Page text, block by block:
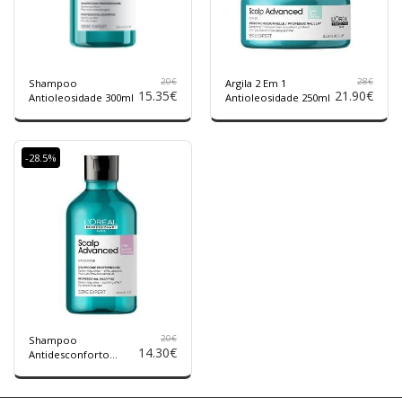
Shampoo
Antioleosidade 300ml
20€
15.35€
Argila 2 Em 1
Antioleosidade 250ml
28€
21.90€
-28.5%
Shampoo
Antidesconforto
20€
14.30€